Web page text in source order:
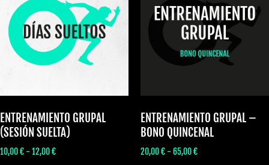
ENTRENAMIENTO GRUPAL
(SESIÓN SUELTA)
10,00€- 12,00€
ENTRENAMIENTO GRUPAL –
BONO QUINCENAL
20,00€- 65,00€